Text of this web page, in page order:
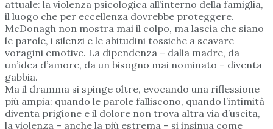
attuale: la violenza psicologica all’interno della famiglia,
il luogo che per eccellenza dovrebbe proteggere.
McDonagh non mostra mai il colpo, ma lascia che siano
le parole, i silenzi e le abitudini tossiche a scavare
voragini emotive. La dipendenza – dalla madre, da
un’idea d’amore, da un bisogno mai nominato – diventa
gabbia.
Ma il dramma si spinge oltre, evocando una riflessione
più ampia: quando le parole falliscono, quando l’intimità
diventa prigione e il dolore non trova altra via d’uscita,
la violenza – anche la più estrema – si insinua come